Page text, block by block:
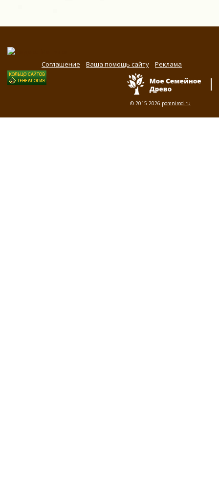
Соглашение Ваша помощь сайту Реклама
© 2015-2026 pomnirod.ru